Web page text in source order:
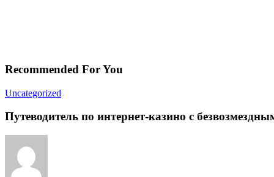
Recommended For You
Uncategorized
Путеводитель по интернет-казино с